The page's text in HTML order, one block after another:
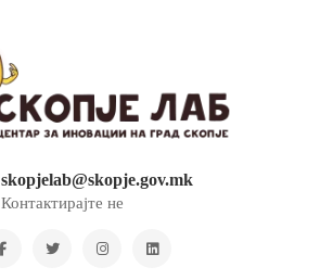
skopjelab@skopje.gov.mk
Контактирајте не